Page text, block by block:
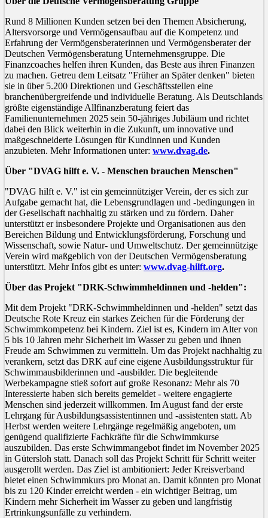
Rund 8 Millionen Kunden setzen bei den Themen Absicherung,
Altersvorsorge und Vermögensaufbau auf die Kompetenz und
Erfahrung der Vermögensberaterinnen und Vermögensberater der
Deutschen Vermögensberatung Unternehmensgruppe. Die
Finanzcoaches helfen ihren Kunden, das Beste aus ihren Finanzen
zu machen. Getreu dem Leitsatz "Früher an Später denken" bieten
sie in über 5.200 Direktionen und Geschäftsstellen eine
branchenübergreifende und individuelle Beratung. Als Deutschlands
größte eigenständige Allfinanzberatung feiert das
Familienunternehmen 2025 sein 50-jähriges Jubiläum und richtet
dabei den Blick weiterhin in die Zukunft, um innovative und
maßgeschneiderte Lösungen für Kundinnen und Kunden
anzubieten. Mehr Informationen unter: www.dvag.de.
Über "DVAG hilft e. V. - Menschen brauchen Menschen"
"DVAG hilft e. V." ist ein gemeinnütziger Verein, der es sich zur
Aufgabe gemacht hat, die Lebensgrundlagen und -bedingungen in
der Gesellschaft nachhaltig zu stärken und zu fördern. Daher
unterstützt er insbesondere Projekte und Organisationen aus den
Bereichen Bildung und Entwicklungsförderung, Forschung und
Wissenschaft, sowie Natur- und Umweltschutz. Der gemeinnützige
Verein wird maßgeblich von der Deutschen Vermögensberatung
unterstützt. Mehr Infos gibt es unter: www.dvag-hilft.org.
Über das Projekt "DRK-Schwimmheldinnen und -helden":
Mit dem Projekt "DRK-Schwimmheldinnen und -helden" setzt das
Deutsche Rote Kreuz ein starkes Zeichen für die Förderung der
Schwimmkompetenz bei Kindern. Ziel ist es, Kindern im Alter von
5 bis 10 Jahren mehr Sicherheit im Wasser zu geben und ihnen
Freude am Schwimmen zu vermitteln. Um das Projekt nachhaltig zu
verankern, setzt das DRK auf eine eigene Ausbildungsstruktur für
Schwimmausbilderinnen und -ausbilder. Die begleitende
Werbekampagne stieß sofort auf große Resonanz: Mehr als 70
Interessierte haben sich bereits gemeldet - weitere engagierte
Menschen sind jederzeit willkommen. Im August fand der erste
Lehrgang für Ausbildungsassistentinnen und -assistenten statt. Ab
Herbst werden weitere Lehrgänge regelmäßig angeboten, um
genügend qualifizierte Fachkräfte für die Schwimmkurse
auszubilden. Das erste Schwimmangebot findet im November 2025
in Gütersloh statt. Danach soll das Projekt Schritt für Schritt weiter
ausgerollt werden. Das Ziel ist ambitioniert: Jeder Kreisverband
bietet einen Schwimmkurs pro Monat an. Damit könnten pro Monat
bis zu 120 Kinder erreicht werden - ein wichtiger Beitrag, um
Kindern mehr Sicherheit im Wasser zu geben und langfristig
Ertrinkungsunfälle zu verhindern.